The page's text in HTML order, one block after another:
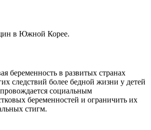
в Южной Корее.
беременность в развитых странах
следствий более бедной жизни у детей
социальным
беременностей и ограничить их
стигм.